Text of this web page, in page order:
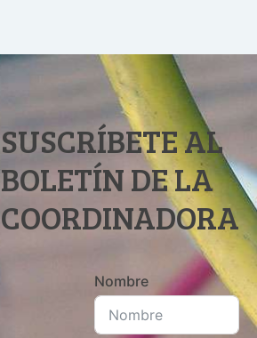
SUSCRÍBETE AL
BOLETÍN DE LA
COORDINADORA
Nombre